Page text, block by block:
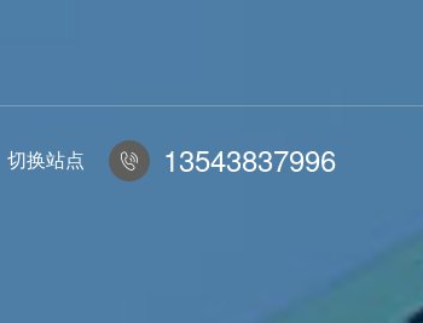
切换站点  13543837996